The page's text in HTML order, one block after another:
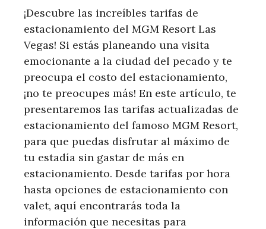
¡Descubre las increíbles tarifas de
estacionamiento del MGM Resort Las
Vegas! Si estás planeando una visita
emocionante a la ciudad del pecado y te
preocupa el costo del estacionamiento,
¡no te preocupes más! En este artículo, te
presentaremos las tarifas actualizadas de
estacionamiento del famoso MGM Resort,
para que puedas disfrutar al máximo de
tu estadía sin gastar de más en
estacionamiento. Desde tarifas por hora
hasta opciones de estacionamiento con
valet, aquí encontrarás toda la
información que necesitas para